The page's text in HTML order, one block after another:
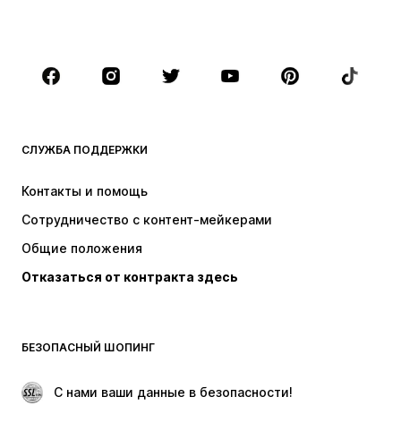
Аксессуары
Премиум
НОВИНКИ
Куртки
Свитеры и вязаные изделия
Белье
Пальто
Юбки
Поводы
ЭКСКЛЮЗИВ
СЛУЖБА ПОДДЕРЖКИ
Контакты и помощь
Сотрудничество с контент-мейкерами
Общие положения
Отказаться от контракта здесь
БЕЗОПАСНЫЙ ШОПИНГ
С нами ваши данные в безопасности!